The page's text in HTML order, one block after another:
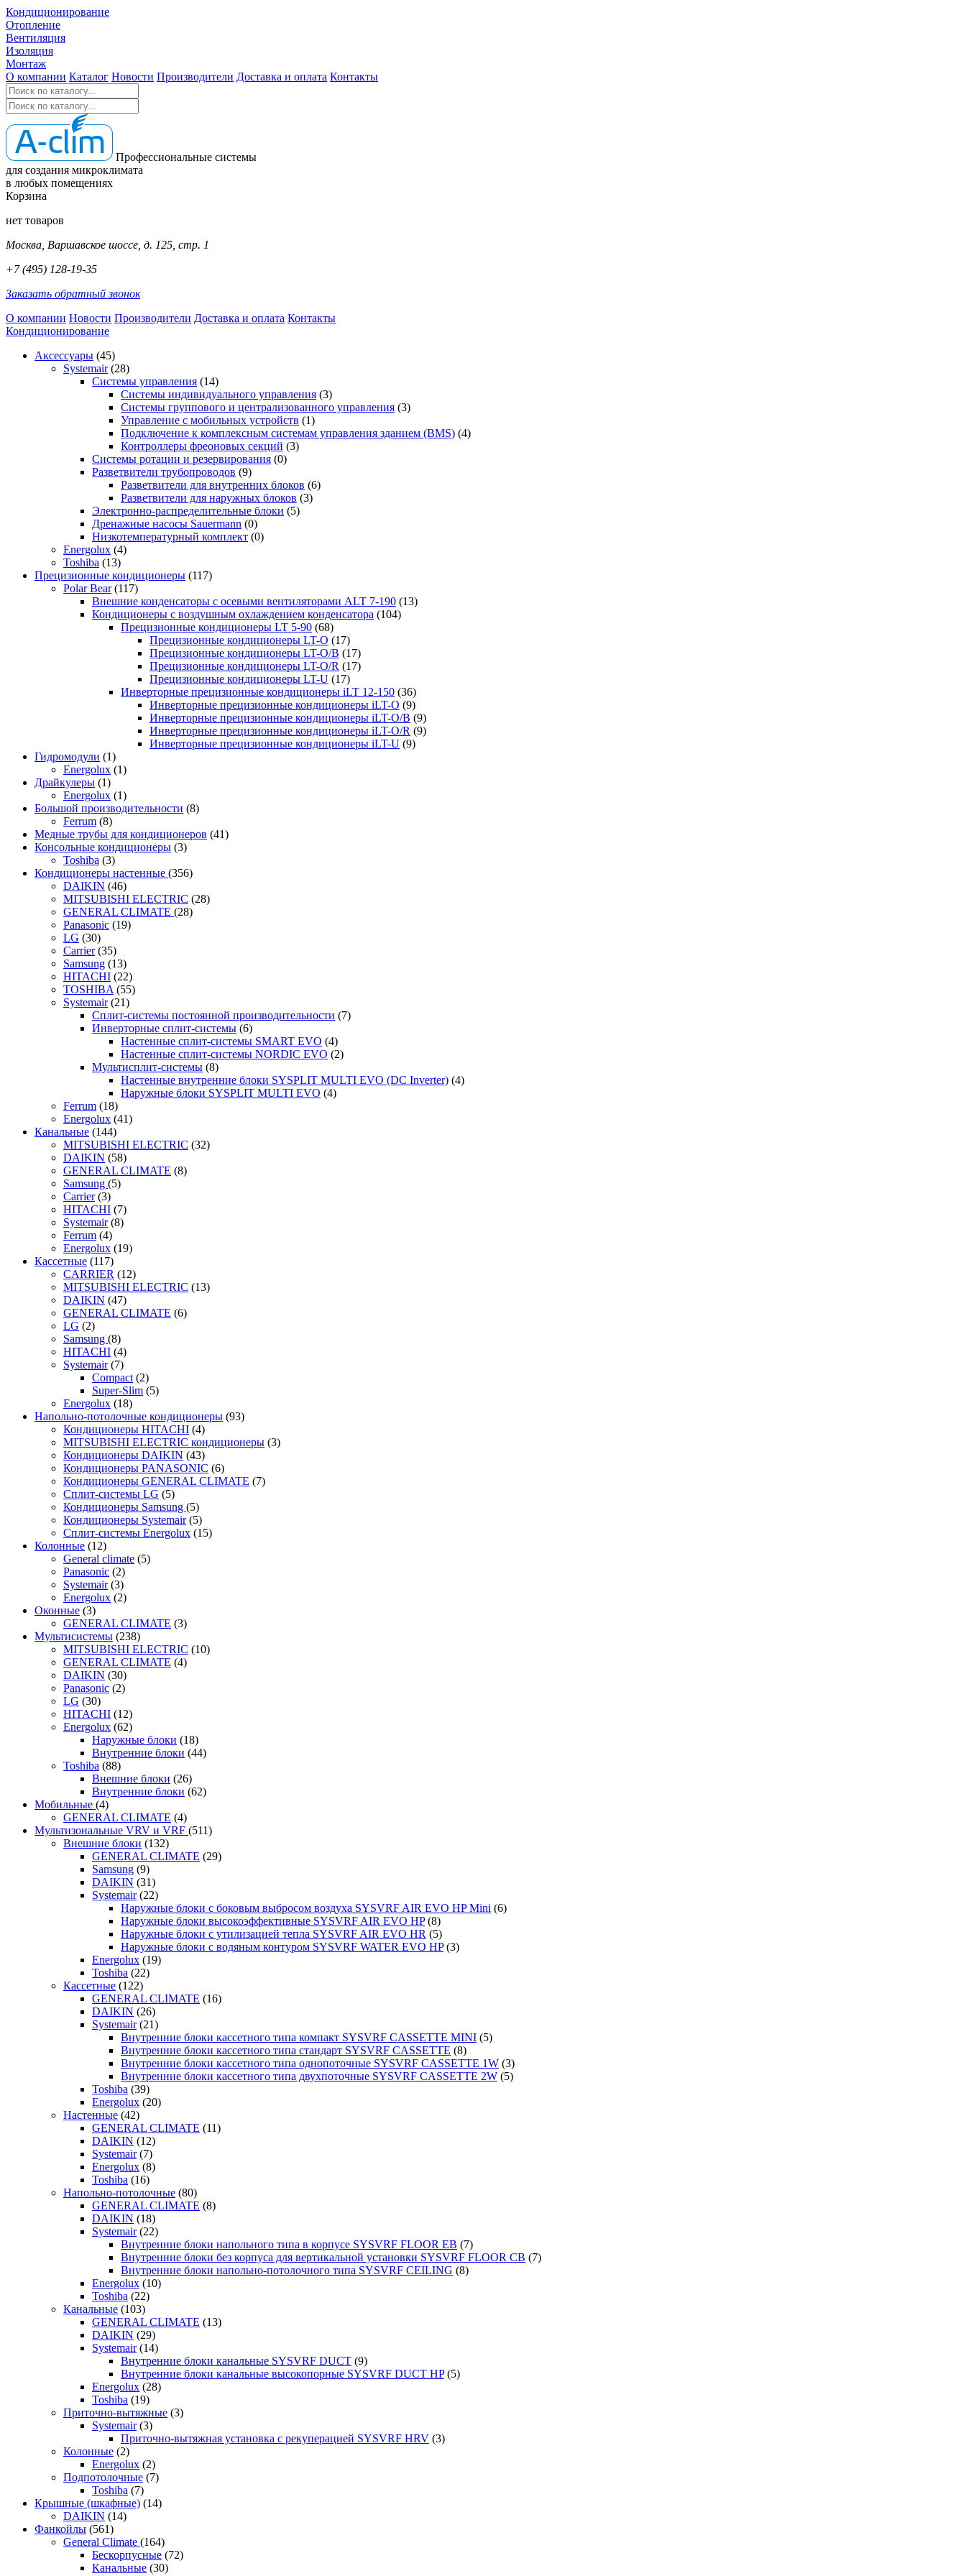
Кондиционирование
Отопление
Вентиляция
Изоляция
Монтаж
О компании Каталог Новости Производители Доставка и оплата Контакты
Профессиональные системы
для создания микроклимата
в любых помещениях
Корзина
нет товаров
Москва, Варшавское шоссе, д. 125, стр. 1
+7 (495) 128-19-35
Заказать обратный звонок
О компании Новости Производители Доставка и оплата Контакты
Кондиционирование
Аксессуары (45)
Systemair (28)
Системы управления (14)
Системы индивидуального управления (3)
Системы группового и централизованного управления (3)
Управление с мобильных устройств (1)
Подключение к комплексным системам управления зданием (BMS) (4)
Контроллеры фреоновых секций (3)
Системы ротации и резервирования (0)
Разветвители трубопроводов (9)
Разветвители для внутренних блоков (6)
Разветвители для наружных блоков (3)
Электронно-распределительные блоки (5)
Дренажные насосы Sauermann (0)
Низкотемпературный комплект (0)
Energolux (4)
Toshiba (13)
Прецизионные кондиционеры (117)
Polar Bear (117)
Внешние конденсаторы с осевыми вентиляторами ALT 7-190 (13)
Кондиционеры с воздушным охлаждением конденсатора (104)
Прецизионные кондиционеры LT 5-90 (68)
Прецизионные кондиционеры LT-O (17)
Прецизионные кондиционеры LT-O/B (17)
Прецизионные кондиционеры LT-O/R (17)
Прецизионные кондиционеры LT-U (17)
Инверторные прецизионные кондиционеры iLT 12-150 (36)
Инверторные прецизионные кондиционеры iLT-O (9)
Инверторные прецизионные кондиционеры iLT-O/B (9)
Инверторные прецизионные кондиционеры iLT-O/R (9)
Инверторные прецизионные кондиционеры iLT-U (9)
Гидромодули (1)
Energolux (1)
Драйкулеры (1)
Energolux (1)
Большой производительности (8)
Ferrum (8)
Медные трубы для кондиционеров (41)
Консольные кондиционеры (3)
Toshiba (3)
Кондиционеры настенные (356)
DAIKIN (46)
MITSUBISHI ELECTRIC (28)
GENERAL CLIMATE (28)
Panasonic (19)
LG (30)
Carrier (35)
Samsung (13)
HITACHI (22)
TOSHIBA (55)
Systemair (21)
Сплит-системы постоянной производительности (7)
Инверторные сплит-системы (6)
Настенные сплит-системы SMART EVO (4)
Настенные сплит-системы NORDIC EVO (2)
Мультисплит-системы (8)
Настенные внутренние блоки SYSPLIT MULTI EVO (DC Inverter) (4)
Наружные блоки SYSPLIT MULTI EVO (4)
Ferrum (18)
Energolux (41)
Канальные (144)
MITSUBISHI ELECTRIC (32)
DAIKIN (58)
GENERAL CLIMATE (8)
Samsung (5)
Carrier (3)
HITACHI (7)
Systemair (8)
Ferrum (4)
Energolux (19)
Кассетные (117)
CARRIER (12)
MITSUBISHI ELECTRIC (13)
DAIKIN (47)
GENERAL CLIMATE (6)
LG (2)
Samsung (8)
HITACHI (4)
Systemair (7)
Compact (2)
Super-Slim (5)
Energolux (18)
Напольно-потолочные кондиционеры (93)
Кондиционеры HITACHI (4)
MITSUBISHI ELECTRIC кондиционеры (3)
Кондиционеры DAIKIN (43)
Кондиционеры PANASONIC (6)
Кондиционеры GENERAL CLIMATE (7)
Сплит-системы LG (5)
Кондиционеры Samsung (5)
Кондиционеры Systemair (5)
Сплит-системы Energolux (15)
Колонные (12)
General climate (5)
Panasonic (2)
Systemair (3)
Energolux (2)
Оконные (3)
GENERAL CLIMATE (3)
Мультисистемы (238)
MITSUBISHI ELECTRIC (10)
GENERAL CLIMATE (4)
DAIKIN (30)
Panasonic (2)
LG (30)
HITACHI (12)
Energolux (62)
Наружные блоки (18)
Внутренние блоки (44)
Toshiba (88)
Внешние блоки (26)
Внутренние блоки (62)
Мобильные (4)
GENERAL CLIMATE (4)
Мультизональные VRV и VRF (511)
Внешние блоки (132)
GENERAL CLIMATE (29)
Samsung (9)
DAIKIN (31)
Systemair (22)
Наружные блоки с боковым выбросом воздуха SYSVRF AIR EVO HP Mini (6)
Наружные блоки высокоэффективные SYSVRF AIR EVO HP (8)
Наружные блоки с утилизацией тепла SYSVRF AIR EVO HR (5)
Наружные блоки с водяным контуром SYSVRF WATER EVO HP (3)
Energolux (19)
Toshiba (22)
Кассетные (122)
GENERAL CLIMATE (16)
DAIKIN (26)
Systemair (21)
Внутренние блоки кассетного типа компакт SYSVRF CASSETTE MINI (5)
Внутренние блоки кассетного типа стандарт SYSVRF CASSETTE (8)
Внутренние блоки кассетного типа однопоточные SYSVRF CASSETTE 1W (3)
Внутренние блоки кассетного типа двухпоточные SYSVRF CASSETTE 2W (5)
Toshiba (39)
Energolux (20)
Настенные (42)
GENERAL CLIMATE (11)
DAIKIN (12)
Systemair (7)
Energolux (8)
Toshiba (16)
Напольно-потолочные (80)
GENERAL CLIMATE (8)
DAIKIN (18)
Systemair (22)
Внутренние блоки напольного типа в корпусе SYSVRF FLOOR EB (7)
Внутренние блоки без корпуса для вертикальной установки SYSVRF FLOOR CB (7)
Внутренние блоки напольно-потолочного типа SYSVRF CEILING (8)
Energolux (10)
Toshiba (22)
Канальные (103)
GENERAL CLIMATE (13)
DAIKIN (29)
Systemair (14)
Внутренние блоки канальные SYSVRF DUCT (9)
Внутренние блоки канальные высокопорные SYSVRF DUCT HP (5)
Energolux (28)
Toshiba (19)
Приточно-вытяжные (3)
Systemair (3)
Приточно-вытяжная установка с рекуперацией SYSVRF HRV (3)
Колонные (2)
Energolux (2)
Подпотолочные (7)
Toshiba (7)
Крышные (шкафные) (14)
DAIKIN (14)
Фанкойлы (561)
General Climate (164)
Бескорпусные (72)
Канальные (30)